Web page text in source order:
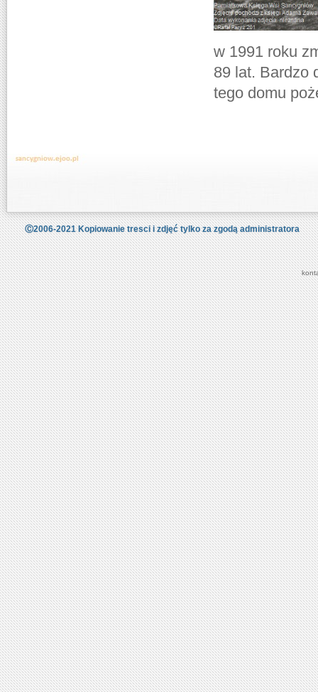
w 1991 roku
89 lat. Bardzo
tego domu
Ⓒ2006-2021 Kopiowanie tresci i zdjęć tylko za zgodą administratora